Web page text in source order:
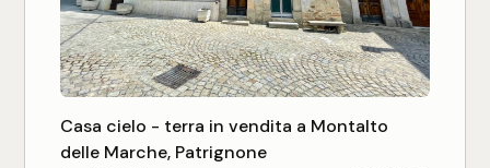
Casa cielo - terra in vendita a Montalto
delle Marche, Patrignone
Commerciali
Industriali